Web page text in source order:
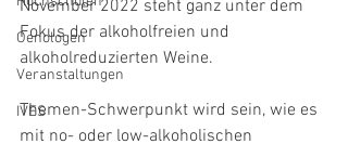
Oenologen
Veranstaltungen
IVES
November 2022 steht ganz unter dem
Fokus der alkoholfreien und
alkoholreduzierten Weine.
Themen-Schwerpunkt wird sein, wie es
mit no- oder low-alkoholischen